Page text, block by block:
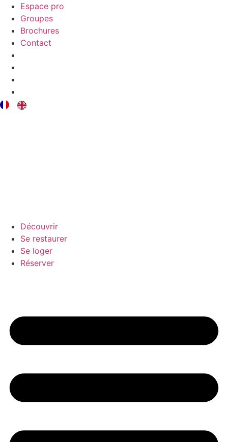
Espace pro
Groupes
Brochures
Contact
Découvrir
Se restaurer
Se loger
Réserver